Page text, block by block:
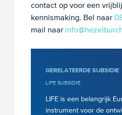
contact op voor een
kennismaking. Bel naar
mail naar
GERELATEERDE SUBSIDIE
LIFE SUBSIDIE
LIFE is een belangrijk
instrument voor de